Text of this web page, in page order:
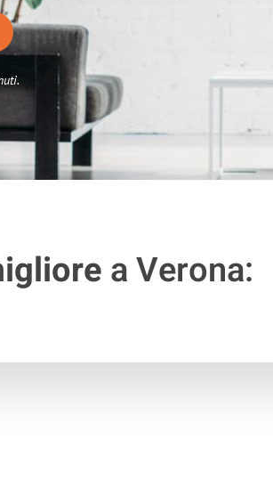
a Verona: